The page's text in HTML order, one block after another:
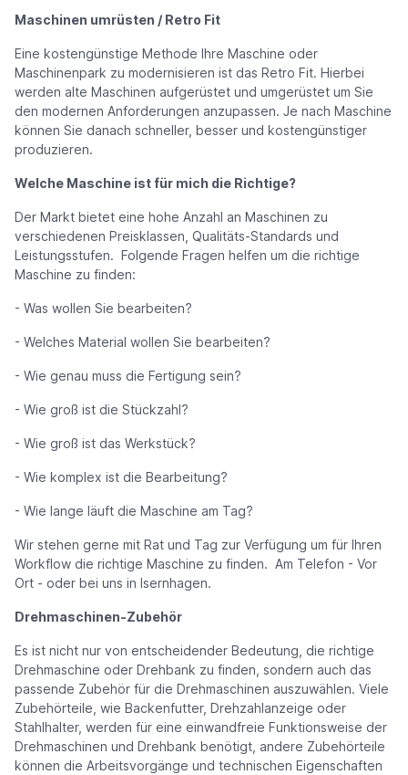
Maschinen umrüsten / Retro Fit
Eine kostengünstige Methode Ihre Maschine oder
Maschinenpark zu modernisieren ist das Retro Fit. Hierbei
werden alte Maschinen aufgerüstet und umgerüstet um Sie
den modernen Anforderungen anzupassen. Je nach Maschine
können Sie danach schneller, besser und kostengünstiger
produzieren.
Welche Maschine ist für mich die Richtige?
Der Markt bietet eine hohe Anzahl an Maschinen zu
verschiedenen Preisklassen, Qualitäts-Standards und
Leistungsstufen. Folgende Fragen helfen um die richtige
Maschine zu finden:
- Was wollen Sie bearbeiten?
- Welches Material wollen Sie bearbeiten?
- Wie genau muss die Fertigung sein?
- Wie groß ist die Stückzahl?
- Wie groß ist das Werkstück?
- Wie komplex ist die Bearbeitung?
- Wie lange läuft die Maschine am Tag?
Wir stehen gerne mit Rat und Tag zur Verfügung um für Ihren
Workflow die richtige Maschine zu finden. Am Telefon - Vor
Ort - oder bei uns in Isernhagen.
Drehmaschinen-Zubehör
Es ist nicht nur von entscheidender Bedeutung, die richtige
Drehmaschine oder Drehbank zu finden, sondern auch das
passende Zubehör für die Drehmaschinen auszuwählen. Viele
Zubehörteile, wie Backenfutter, Drehzahlanzeige oder
Stahlhalter, werden für eine einwandfreie Funktionsweise der
Drehmaschinen und Drehbank benötigt, andere Zubehörteile
können die Arbeitsvorgänge und technischen Eigenschaften